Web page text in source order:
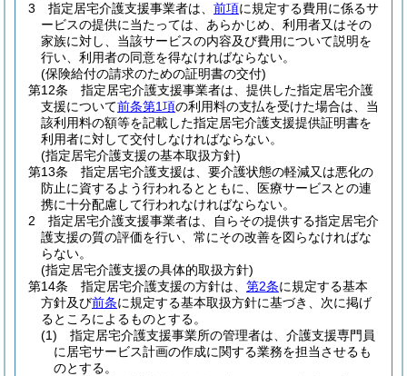
3
指定居宅介護支援事業者は、 前項に規定する費用に係るサ
ービスの提供に当たっては、あらかじめ、利用者又はその
家族に対し、当該サービスの内容及び費用について説明を
行い、利用者の同意を得なければならない。
(保険給付の請求のための証明書の交付)
第12条
指定居宅介護支援事業者は、提供した指定居宅介護
支援について前条第1項の利用料の支払を受けた場合は、当
該利用料の額等を記載した指定居宅介護支援提供証明書を
利用者に対して交付しなければならない。
(指定居宅介護支援の基本取扱方針)
第13条
指定居宅介護支援は、要介護状態の軽減又は悪化の
防止に資するよう行われるとともに、医療サービスとの連
携に十分配慮して行われなければならない。
2
指定居宅介護支援事業者は、自らその提供する指定居宅介
護支援の質の評価を行い、常にその改善を図らなければな
らない。
(指定居宅介護支援の具体的取扱方針)
第14条
指定居宅介護支援の方針は、 第2条に規定する基本
方針及び前条に規定する基本取扱方針に基づき、次に掲げ
るところによるものとする。
(1)
指定居宅介護支援事業所の管理者は、介護支援専門員
に居宅サービス計画の作成に関する業務を担当させるも
のとする。